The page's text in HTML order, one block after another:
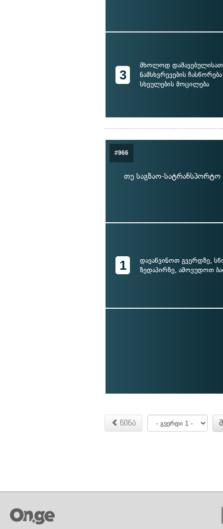
3
მხოლოდ
ნამსხვრევების
სხეულების მოცილება
#966
თუ საგზაო-სატრანსპორტო
1
დავაწვინოთ გვერდზე,
ზედაპირზე, ამოვუდოთ
წინა